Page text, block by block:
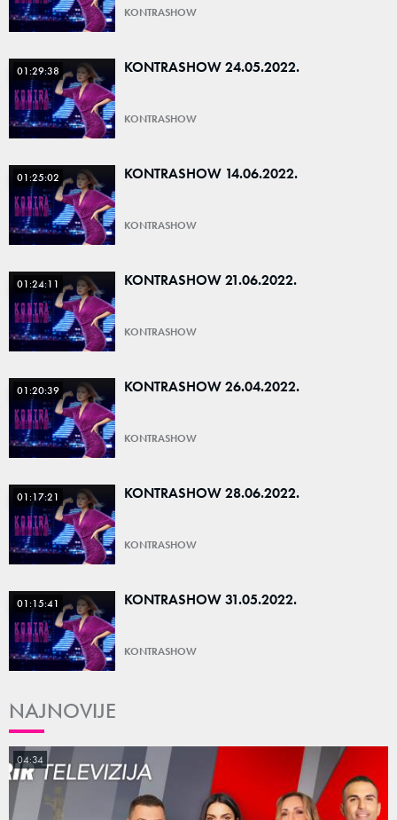
KONTRASHOW
01:29:38 KONTRASHOW 24.05.2022.
KONTRASHOW
01:25:02 KONTRASHOW 14.06.2022.
KONTRASHOW
01:24:11 KONTRASHOW 21.06.2022.
KONTRASHOW
01:20:39 KONTRASHOW 26.04.2022.
KONTRASHOW
01:17:21 KONTRASHOW 28.06.2022.
KONTRASHOW
01:15:41 KONTRASHOW 31.05.2022.
KONTRASHOW
NAJNOVIJE
04:34